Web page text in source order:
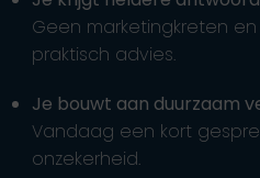
Geen marketingkreten en
praktisch advies.
Je bouwt aan duurzaam
Vandaag een kort
onzekerheid.